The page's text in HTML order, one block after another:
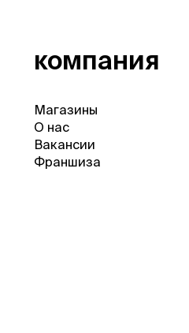
компания
Магазины
О нас
Вакансии
Франшиза